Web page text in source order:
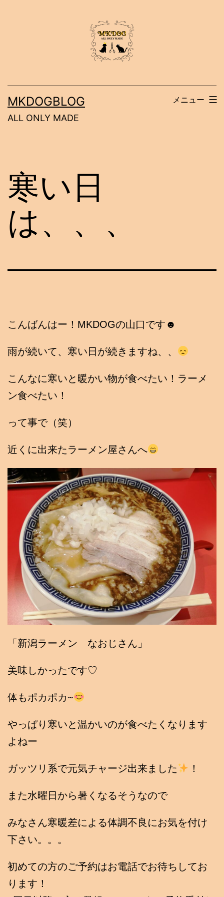
ス
MKDOGBLOG
ALL ONLY MADE
メニュー
寒い日
は、、、
こんばんはー！MKDOGの山口です☻
雨が続いて、寒い日が続きますね、、
こんなに寒いと暖かい物が食べたい！ラーメ
ン食べたい！
って事で（笑）
近くに出来たラーメン屋さんへ
「新潟ラーメン なおじさん」
美味しかったです♡
体もポカポカ~
やっぱり寒いと温かいのが食べたくなります
よねー
ガッツリ系で元気チャージ出来ました ！
また水曜日から暑くなるそうなので
みなさん寒暖差による体調不良にお気を付け
下さい。。。
初めての方のご予約はお電話でお待ちしてお
ります！